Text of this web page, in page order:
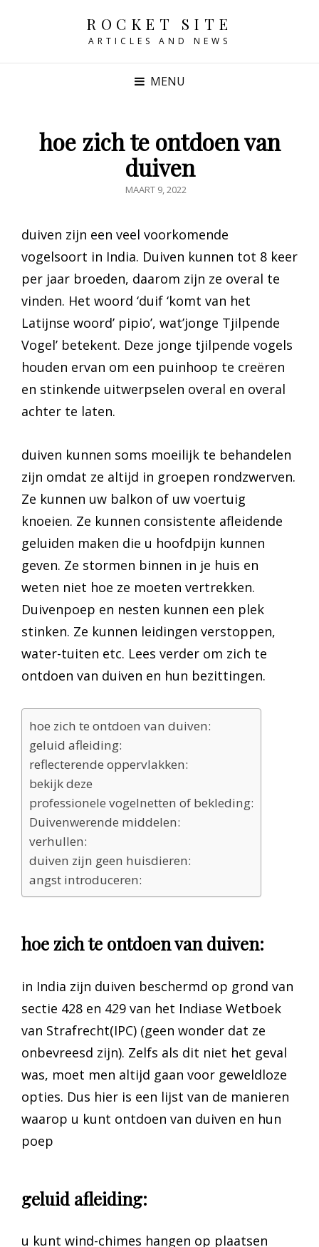
ROCKET SITE
ARTICLES AND NEWS
MENU
hoe zich te ontdoen van
duiven
GEPUBLICEERD
MAART 9, 2022
duiven zijn een veel voorkomende
vogelsoort in India. Duiven kunnen tot 8 keer
per jaar broeden, daarom zijn ze overal te
vinden. Het woord ‘duif ‘komt van het
Latijnse woord’ pipio’, wat’jonge Tjilpende
Vogel’ betekent. Deze jonge tjilpende vogels
houden ervan om een puinhoop te creëren
en stinkende uitwerpselen overal en overal
achter te laten.
duiven kunnen soms moeilijk te behandelen
zijn omdat ze altijd in groepen rondzwerven.
Ze kunnen uw balkon of uw voertuig
knoeien. Ze kunnen consistente afleidende
geluiden maken die u hoofdpijn kunnen
geven. Ze stormen binnen in je huis en
weten niet hoe ze moeten vertrekken.
Duivenpoep en nesten kunnen een plek
stinken. Ze kunnen leidingen verstoppen,
water-tuiten etc. Lees verder om zich te
ontdoen van duiven en hun bezittingen.
hoe zich te ontdoen van duiven:
geluid afleiding:
reflecterende oppervlakken:
bekijk deze
professionele vogelnetten of bekleding:
Duivenwerende middelen:
verhullen:
duiven zijn geen huisdieren:
angst introduceren:
hoe zich te ontdoen van duiven:
in India zijn duiven beschermd op grond van
sectie 428 en 429 van het Indiase Wetboek
van Strafrecht(IPC) (geen wonder dat ze
onbevreesd zijn). Zelfs als dit niet het geval
was, moet men altijd gaan voor geweldloze
opties. Dus hier is een lijst van de manieren
waarop u kunt ontdoen van duiven en hun
poep
geluid afleiding:
u kunt wind-chimes hangen op plaatsen